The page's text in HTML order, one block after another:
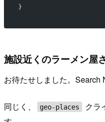
}
施設近くのラーメン屋
お待たせしました。Search
同じく、 geo-places
クラ